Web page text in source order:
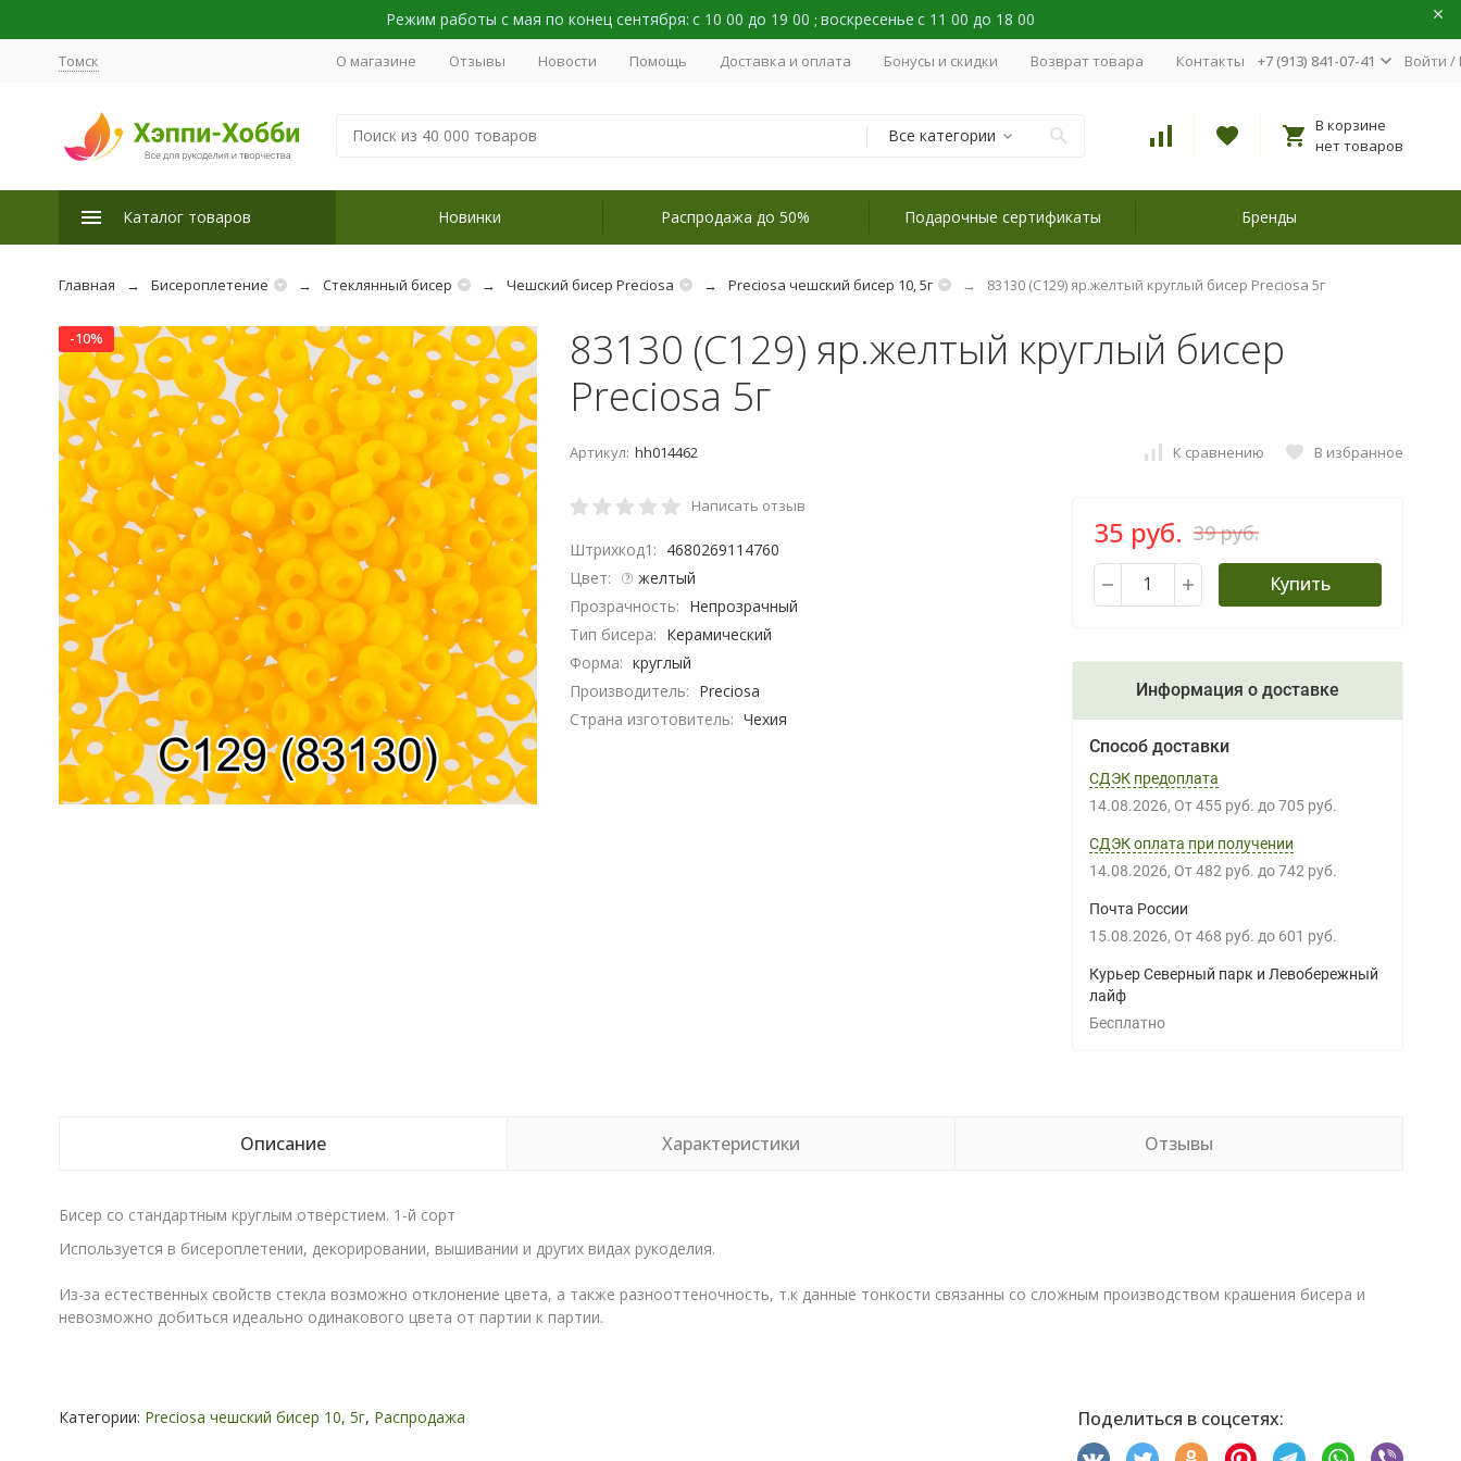
Режим работы с мая по конец сентября: с 10 00 до 19 00 ; воскресенье с 11 00 до 18 00
Томск О магазине Отзывы Новости Помощь Доставка и оплата Бонусы и скидки Возврат товара Контакты +7 (913) 841-07-41 Войти /
Все категории
В корзине
нет товаров
Каталог товаров Новинки Распродажа до 50% Подарочные сертификаты Бренды
Главная Бисероплетение Стеклянный бисер Чешский бисер Preciosa Preciosa чешский бисер 10, 5г 83130 (C129) яр.желтый круглый бисер Preciosa 5г
-10%
83130 (C129) яр.желтый круглый бисер
Preciosa 5г
Артикул: hh014462 К сравнению В избранное
Написать отзыв
Штрихкод1: 4680269114760
Цвет:
желтый
Прозрачность: Непрозрачный
Тип бисера: Керамический
Форма: круглый
Производитель: Preciosa
Страна изготовитель: Чехия
35 руб. 39 руб.
Купить
Информация о доставке
Способ доставки
СДЭК предоплата
14.08.2026 От 455 руб. до 705 руб.
СДЭК оплата при получении
14.08.2026 От 482 руб. до 742 руб.
Почта России
15.08.2026 От 468 руб. до 601 руб.
Курьер Северный парк и Левобережный
лайф
Бесплатно
Описание Характеристики Отзывы
Бисер со стандартным круглым отверстием. 1-й сорт
Используется в бисероплетении, декорировании, вышивании и других видах рукоделия.
Из-за естественных свойств стекла возможно отклонение цвета, а также разнооттеночность, т.к данные тонкости связанны со сложным производством крашения бисера и
невозможно добиться идеально одинакового цвета от партии к партии.
Категории: Preciosa чешский бисер 10, 5г, Распродажа Поделиться в соцсетях: